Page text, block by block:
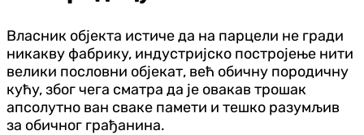
Власник објекта истиче да на парцели не гради
никакву фабрику, индустријско постројење нити
велики пословни објекат, већ обичну породичну
кућу, због чега сматра да је овакав трошак
апсолутно ван сваке памети и тешко разумљив
за обичног грађанина.